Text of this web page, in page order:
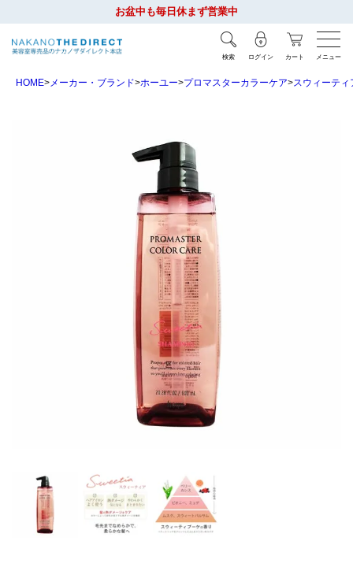
お盆中も毎日休まず営業中
検索 ログイン カート メニュー
HOME メーカー・ブランド ホーユー プロマスターカラーケア スウィーティ